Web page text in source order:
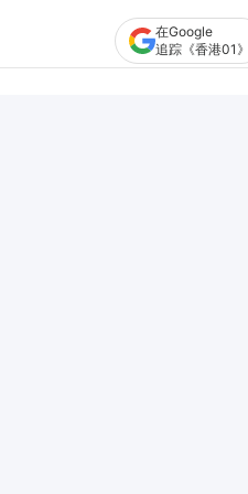
在Google
追踪《香港01》